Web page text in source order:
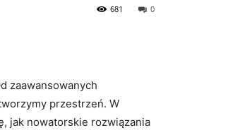
0
681
zaawansowanych
przestrzeń. W⁢
jak ⁣nowatorskie⁢ rozwiązania